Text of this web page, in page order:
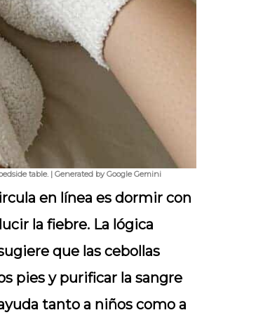
table. | Generated by Google Gemini
en línea es dormir con
la fiebre. La lógica
que las cebollas
pies y purificar la sangre
tanto a niños como a